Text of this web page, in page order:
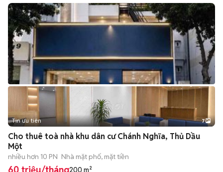
+2
Tin ưu tiên 7
Cho thuê toà nhà khu dân cư Chánh Nghĩa, Thủ Dầu
Một
nhiều hơn 10 PN Nhà mặt phố, mặt tiền
200 m²